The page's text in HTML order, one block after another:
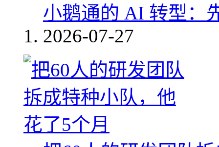
小鹅通的 AI 转型：
2026-07-27